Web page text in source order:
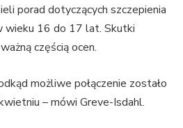
porad dotyczących szczepienia
wieku 16 do 17 lat. Skutki
częścią ocen.
możliwe połączenie zostało
– mówi Greve-Isdahl.